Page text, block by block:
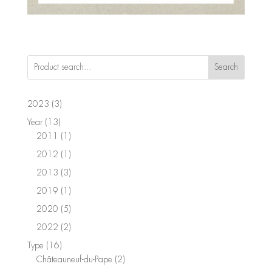
Search
2023 33
products
Year 1313
products
2011
1
product
2012
1
product
2013 33
products
2019
1
product
2020 55
products
2022 22
Type 1616
products
Châteauneuf-du-Pape 22